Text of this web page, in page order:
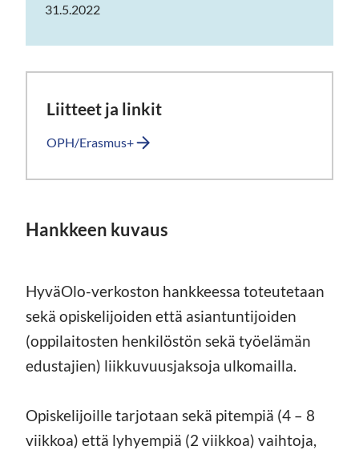
31.5.2022
Liitteet ja linkit
OPH/Erasmus+
Hankkeen kuvaus
HyväOlo-verkoston hankkeessa toteutetaan
sekä opiskelijoiden että asiantuntijoiden
(oppilaitosten henkilöstön sekä työelämän
edustajien) liikkuvuusjaksoja ulkomailla.
Opiskelijoille tarjotaan sekä pitempiä (4 – 8
viikkoa) että lyhyempiä (2 viikkoa) vaihtoja,